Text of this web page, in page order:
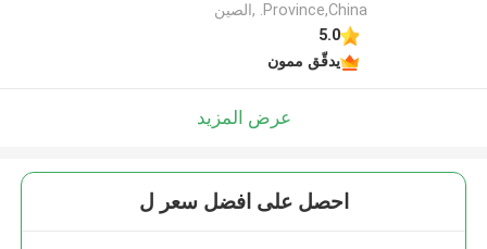
Province,China. ,الصين
5.0
يدقّق ممون
عرض المزيد
احصل على افضل سعر ل